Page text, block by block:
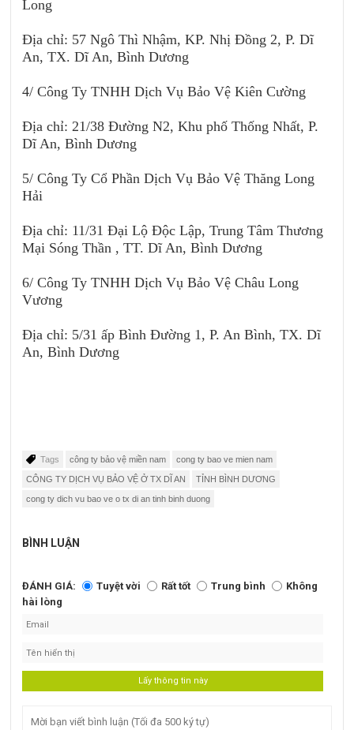
Long
Địa chỉ: 57 Ngô Thì Nhậm, KP. Nhị Đồng 2, P. Dĩ
An, TX. Dĩ An, Bình Dương
4/ Công Ty TNHH Dịch Vụ Bảo Vệ Kiên Cường
Địa chỉ: 21/38 Đường N2, Khu phố Thống Nhất, P.
Dĩ An, Bình Dương
5/ Công Ty Cổ Phần Dịch Vụ Bảo Vệ Thăng Long
Hải
Địa chỉ: 11/31 Đại Lộ Độc Lập, Trung Tâm Thương
Mại Sóng Thần , TT. Dĩ An, Bình Dương
6/ Công Ty TNHH Dịch Vụ Bảo Vệ Châu Long
Vương
Địa chỉ: 5/31 ấp Bình Đường 1, P. An Bình, TX. Dĩ
An, Bình Dương
Tags công ty bảo vệ miền nam cong ty bao ve mien nam
CÔNG TY DỊCH VỤ BẢO VỆ Ở TX DĨ AN TỈNH BÌNH DƯƠNG
cong ty dich vu bao ve o tx di an tinh binh duong
BÌNH LUẬN
ĐÁNH GIÁ: Tuyệt vời Rất tốt Trung bình
Không
hài lòng